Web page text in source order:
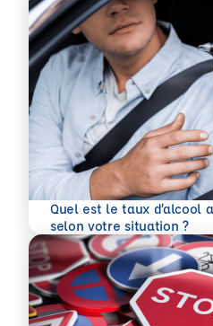
Quel est le taux d’alcool
selon votre situation ?
En savoir plus